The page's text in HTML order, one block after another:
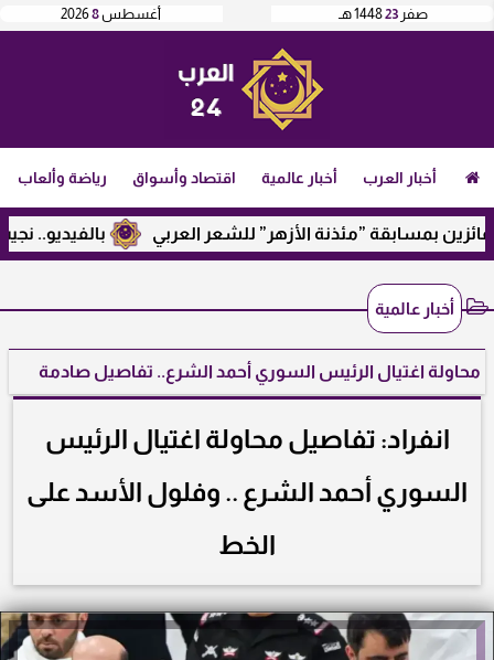
أغسطس8
2026 صفر 231448 هـ
أخبار العرب أخبار عالمية اقتصاد وأسواق رياضة وألعاب
بالفيديو.. نجيب بمسابقة ”مئذنة الأزهر” للشعر العربي
أخبار عالمية
محاولة اغتيال الرئيس السوري أحمد الشرع.. تفاصيل صادمة
انفراد: تفاصيل محاولة اغتيال الرئيس
السوري أحمد الشرع .. وفلول الأسد على
الخط